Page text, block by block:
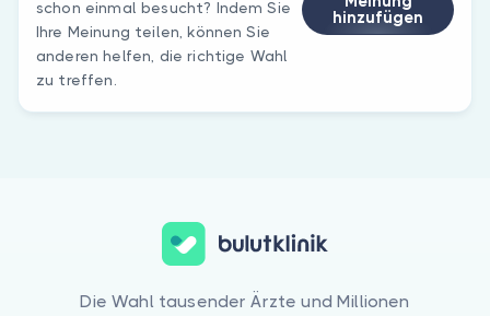
schon einmal besucht? Indem Sie
Ihre Meinung teilen, können Sie
anderen helfen, die richtige Wahl
zu treffen.
hinzufügen
Die Wahl tausender Ärzte und Millionen